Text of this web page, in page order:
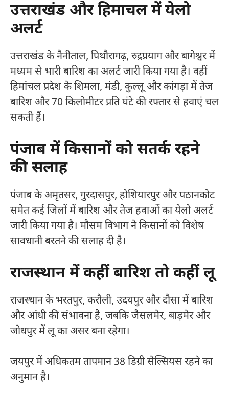
उत्तराखंड और हिमाचल में येलो
अलर्ट
उत्तराखंड के नैनीताल, पिथौरागढ़, रुद्रप्रयाग और बागेश्वर में
मध्यम से भारी बारिश का अलर्ट जारी किया गया है। वहीं
हिमांचल प्रदेश के शिमला, मंडी, कुल्लू और कांगड़ा में तेज
बारिश और 70 किलोमीटर प्रति घंटे की रफ्तार से हवाएं चल
सकती हैं।
पंजाब में किसानों को सतर्क रहने
की सलाह
पंजाब के अमृतसर, गुरदासपुर, होशियारपुर और पठानकोट
समेत कई जिलों में बारिश और तेज हवाओं का येलो अलर्ट
जारी किया गया है। मौसम विभाग ने किसानों को विशेष
सावधानी बरतने की सलाह दी है।
राजस्थान में कहीं बारिश तो कहीं लू
राजस्थान के भरतपुर, करौली, उदयपुर और दौसा में बारिश
और आंधी की संभावना है, जबकि जैसलमेर, बाड़मेर और
जोधपुर में लू का असर बना रहेगा।
जयपुर में अधिकतम तापमान 38 डिग्री सेल्सियस रहने का
अनुमान है।